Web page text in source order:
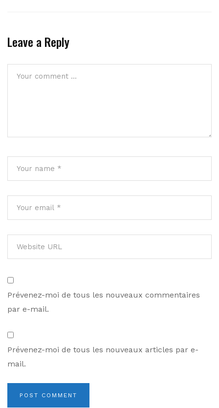
Leave a Reply
Prévenez-moi de tous les nouveaux commentaires
par e-mail.
Prévenez-moi de tous les nouveaux articles par e-
mail.